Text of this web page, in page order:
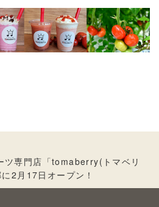
ツ専門店「tomaberry(トマベリ
2月17日オープン！